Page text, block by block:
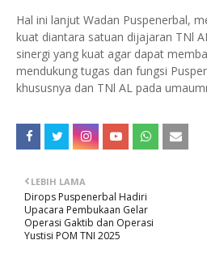
Hal ini lanjut Wadan Puspenerbal,
kuat diantara satuan dijajaran TNl
sinergi yang kuat agar dapat
mendukung tugas dan fungsi
khususnya dan TNl AL pada
LEBIH LAMA
Dirops Puspenerbal Hadiri
Upacara Pembukaan Gelar
Operasi Gaktib dan Operasi
Yustisi POM TNI 2025